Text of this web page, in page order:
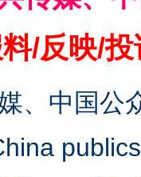
/反映/
、中国公